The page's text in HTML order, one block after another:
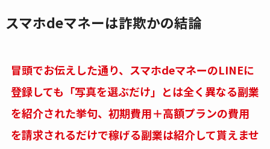
スマホdeマネーは詐欺かの結論
冒頭でお伝えした通り、スマホdeマネーのLINEに
登録しても「写真を選ぶだけ」とは全く異なる副業
を紹介された挙句、初期費用＋高額プランの費用
を請求されるだけで稼げる副業は紹介して貰えませ